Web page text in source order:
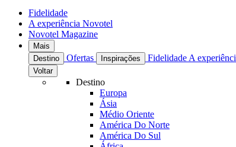
Fidelidade
A experiência Novotel
Novotel Magazine
Mais
Destino
Ofertas Inspirações Fidelidade A
Voltar
Destino
Europa
Ásia
Médio Oriente
América Do Norte
América Do Sul